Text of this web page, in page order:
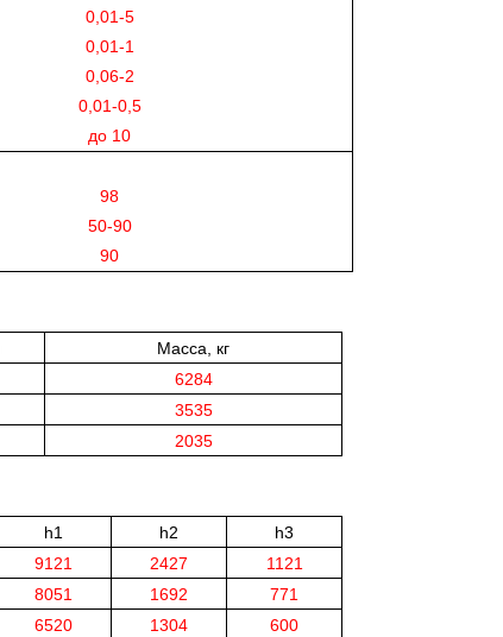
0,01-5
0,01-1
0,06-2
0,01-0,5
до 10
98
50-90
90
Масса, кг
6284
3535
2035
h1 h2
h3
9121 2427
1121
8051 1692
771
6520 1304 600